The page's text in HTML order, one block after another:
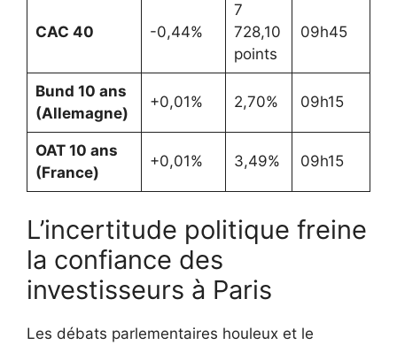
CAC 40 -0,44%
7
728,10
points
09h45
Bund 10 ans
(Allemagne)
+0,01% 2,70% 09h15
OAT 10 ans
(France)
+0,01% 3,49% 09h15
L’incertitude politique freine
la confiance des
investisseurs à Paris
Les débats parlementaires houleux et le